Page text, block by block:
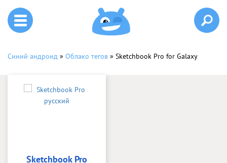
Синий андроид » Облако тегов » Sketchbook Pro for Galaxy
Sketchbook Pro